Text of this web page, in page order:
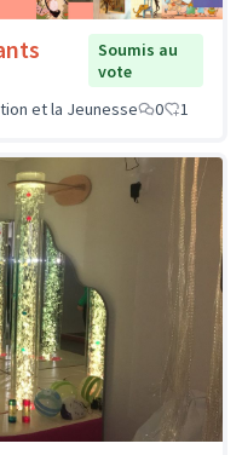
Soumis au
vote
et la Jeunesse
0 1